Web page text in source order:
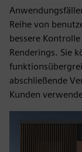
Reihe von
bessere
Renderings. Sie
abschließende
Kunden